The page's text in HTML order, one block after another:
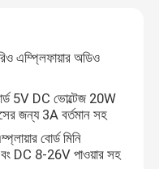
এম্প্লিফায়ার অডিও
5V DC ভোল্টেজ 20W
জন্য 3A বর্তমান সহ
বোর্ড মিনি
DC 8-26V পাওয়ার সহ